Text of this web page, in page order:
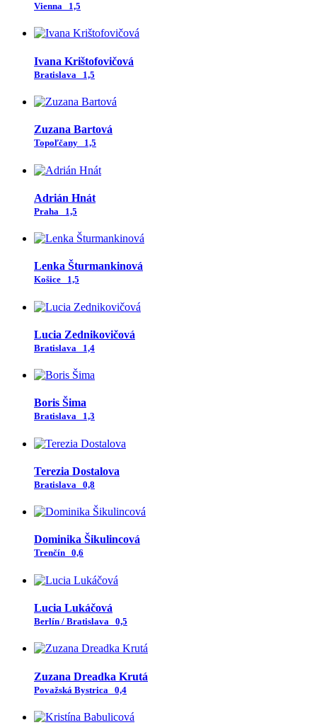
Vienna 1,5
Ivana Krištofovičová
Bratislava 1,5
Zuzana Bartová
Topoľčany 1,5
Adrián Hnát
Praha 1,5
Lenka Šturmankinová
Košice 1,5
Lucia Zednikovičová
Bratislava 1,4
Boris Šima
Bratislava 1,3
Terezia Dostalova
Bratislava 0,8
Dominika Šikulincová
Trenčín 0,6
Lucia Lukáčová
Berlín / Bratislava 0,5
Zuzana Dreadka Krutá
Považská Bystrica 0,4